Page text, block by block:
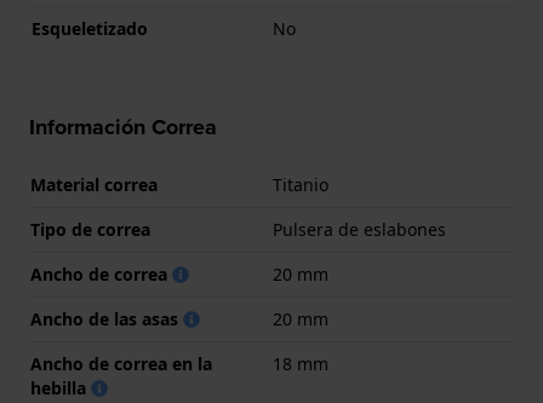
Esqueletizado
No
Información Correa
Material correa
Titanio
Tipo de correa
Pulsera de eslabones
Ancho de correa
20 mm
Ancho de las asas
20 mm
Ancho de correa en la
hebilla
18 mm